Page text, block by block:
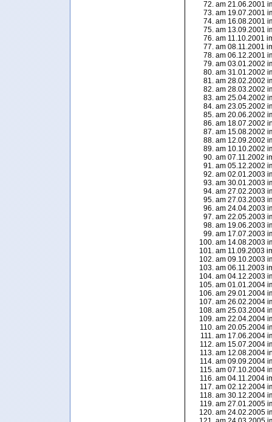
am 21.06.2001
am 19.07.2001
am 16.08.2001
am 13.09.2001
am 11.10.2001
am 08.11.2001
am 06.12.2001
am 03.01.2002
am 31.01.2002
am 28.02.2002
am 28.03.2002
am 25.04.2002
am 23.05.2002
am 20.06.2002
am 18.07.2002
am 15.08.2002
am 12.09.2002
am 10.10.2002
am 07.11.2002
am 05.12.2002
am 02.01.2003
am 30.01.2003
am 27.02.2003
am 27.03.2003
am 24.04.2003
am 22.05.2003
am 19.06.2003
am 17.07.2003
am 14.08.2003
am 11.09.2003
am 09.10.2003
am 06.11.2003
am 04.12.2003
am 01.01.2004
am 29.01.2004
am 26.02.2004
am 25.03.2004
am 22.04.2004
am 20.05.2004
am 17.06.2004
am 15.07.2004
am 12.08.2004
am 09.09.2004
am 07.10.2004
am 04.11.2004
am 02.12.2004
am 30.12.2004
am 27.01.2005
am 24.02.2005